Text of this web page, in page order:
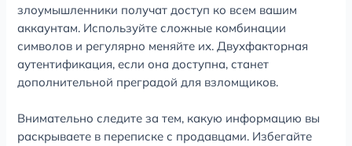
злоумышленники получат доступ ко всем вашим
аккаунтам. Используйте сложные комбинации
символов и регулярно меняйте их. Двухфакторная
аутентификация, если она доступна, станет
дополнительной преградой для взломщиков.
Внимательно следите за тем, какую информацию вы
раскрываете в переписке с продавцами. Избегайте